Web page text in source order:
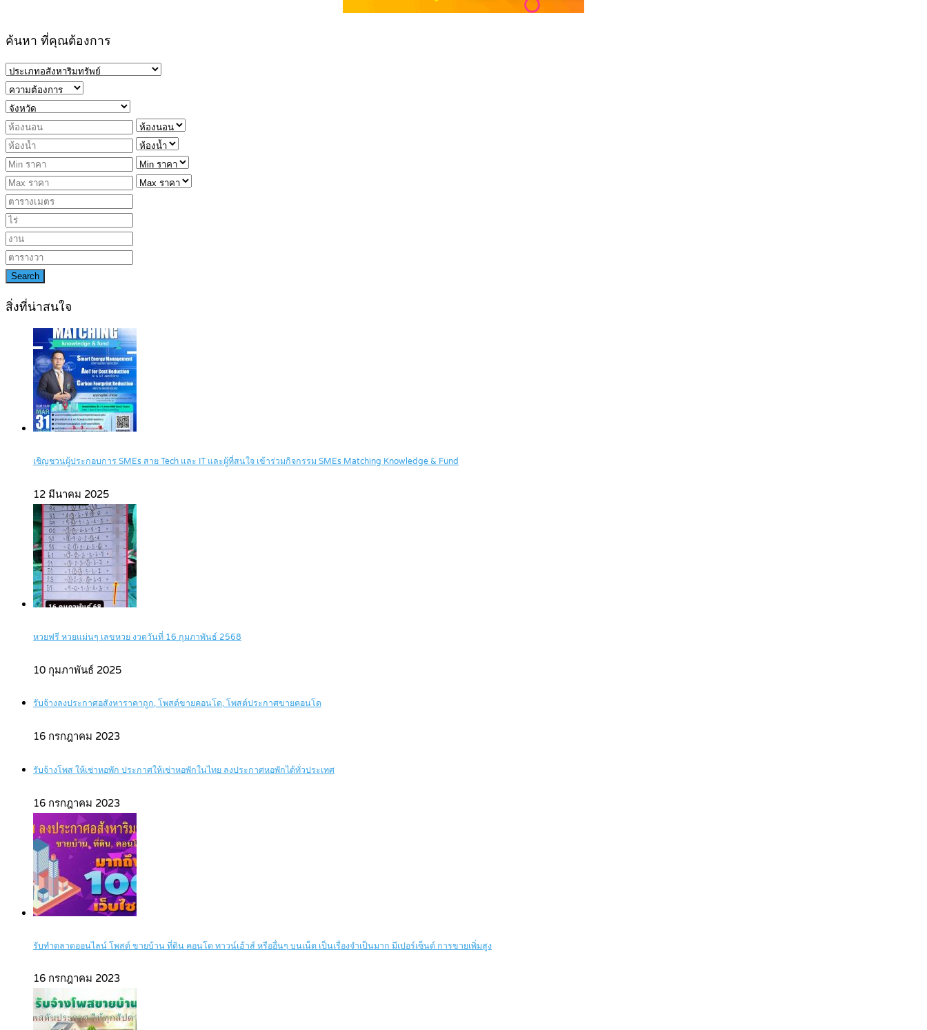
ค้นหา ที่คุณต้องการ
Search
สิ่งที่น่าสนใจ
เชิญชวนผู้ประกอบการ SMEs สาย Tech และ IT และผู้ที่สนใจ เข้าร่วมกิจกรรม SMEs Matching Knowledge & Fund
12 มีนาคม 2025
หวยฟรี หวยแม่นๆ เลขหวย งวดวันที่ 16 กุมภาพันธ์ 2568
10 กุมภาพันธ์ 2025
รับจ้างลงประกาศอสังหาราคาถูก, โพสต์ขายคอนโด, โพสต์ประกาศขายคอนโด
16 กรกฎาคม 2023
รับจ้างโพส ให้เช่าหอพัก ประกาศให้เช่าหอพักในไทย ลงประกาศหอพักได้ทั่วประเทศ
16 กรกฎาคม 2023
รับทำตลาดออนไลน์ โพสต์ ขายบ้าน ที่ดิน คอนโด ทาวน์เฮ้าส์ หรืออื่นๆ บนเน็ต เป็นเรื่องจำเป็นมาก มีเปอร์เซ็นต์ การขายเพิ่มสูง
16 กรกฎาคม 2023